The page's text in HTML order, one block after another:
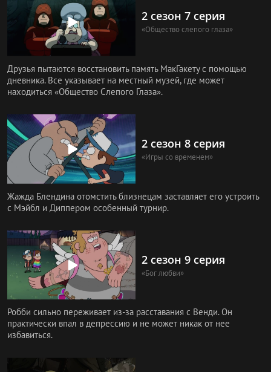
2 сезон 7 серия
«Общество слепого глаза»
Друзья пытаются восстановить память МакГакету с помощью
дневника. Все указывает на местный музей, где может
находиться «Общество Слепого Глаза».
2 сезон 8 серия
«Игры со временем»
Жажда Блендина отомстить близнецам заставляет его устроить
с Мэйбл и Диппером особенный турнир.
2 сезон 9 серия
«Бог любви»
Робби сильно переживает из-за расставания с Венди. Он
практически впал в депрессию и не может никак от нее
избавиться.